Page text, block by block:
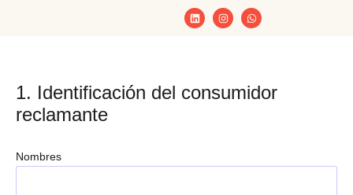
1. Identificación del consumidor
reclamante
Nombres